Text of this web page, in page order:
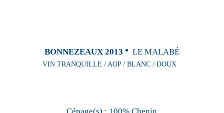
BONNEZEAUX 2013 LE MALABÉ
VIN TRANQUILLE / AOP / BLANC / DOUX